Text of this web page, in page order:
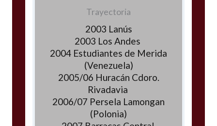
Trayectoria
2003 Lanús
2003 Los Andes
2004 Estudiantes de Merida
(Venezuela)
2005/06 Huracán Cdoro.
Rivadavia
2006/07 Persela Lamongan
(Polonia)